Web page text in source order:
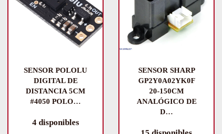
SENSOR POLOLU
DIGITAL DE
DISTANCIA 5CM
#4050 POLO…
4 disponibles
SENSOR SHARP
GP2Y0A02YK0F
20-150CM
ANALÓGICO DE
D…